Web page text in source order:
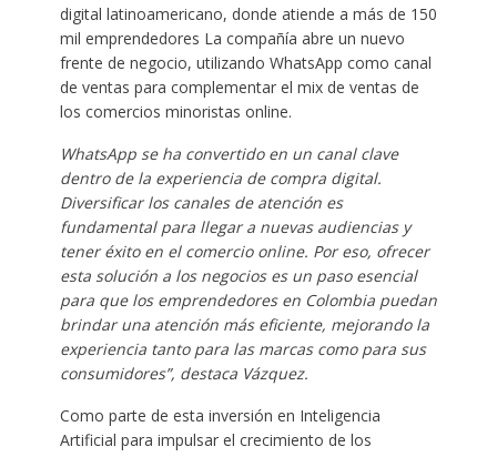
digital latinoamericano, donde atiende a más de 150
mil emprendedores La compañía abre un nuevo
frente de negocio, utilizando WhatsApp como canal
de ventas para complementar el mix de ventas de
los comercios minoristas online.
WhatsApp se ha convertido en un canal clave
dentro de la experiencia de compra digital.
Diversificar los canales de atención es
fundamental para llegar a nuevas audiencias y
tener éxito en el comercio online. Por eso, ofrecer
esta solución a los negocios es un paso esencial
para que los emprendedores en Colombia puedan
brindar una atención más eficiente, mejorando la
experiencia tanto para las marcas como para sus
consumidores”, destaca Vázquez.
Como parte de esta inversión en Inteligencia
Artificial para impulsar el crecimiento de los